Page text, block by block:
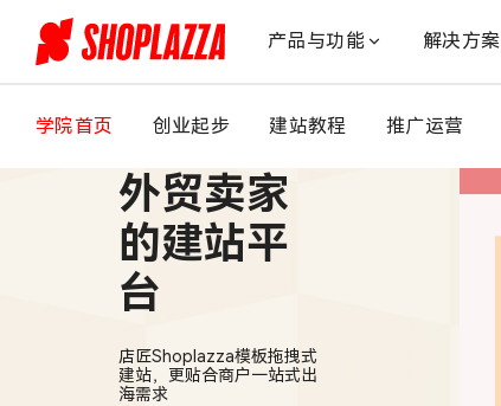
科
产品与功能 解决方案
学院首页 创业起步 建站教程 推广运营
适合中国
外贸卖家
的建站平
台
店匠Shoplazza模板拖拽式
建站，更贴合商户一站式出
海需求